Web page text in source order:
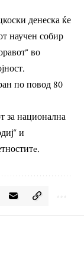
денеска ќе
научен собир
во
по повод 80
за национална
и